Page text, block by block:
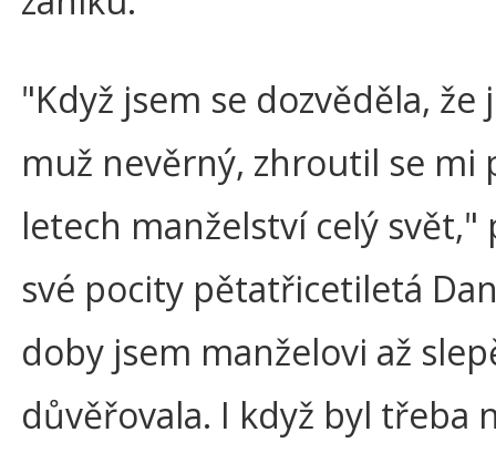
"Když jsem se dozvěděla, že
muž nevěrný, zhroutil se mi
letech manželství celý svět,"
své pocity pětatřicetiletá
doby jsem manželovi až
důvěřovala. I když byl třeba